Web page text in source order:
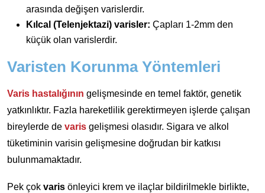
arasında değişen varislerdir.
Kılcal (Telenjektazi) varisler: Çapları 1-2mm den
küçük olan varislerdir.
Varisten Korunma Yöntemleri
Varis hastalığının gelişmesinde en temel faktör, genetik
yatkınlıktır. Fazla hareketlilik gerektirmeyen işlerde çalışan
bireylerde de varis gelişmesi olasıdır. Sigara ve alkol
tüketiminin varisin gelişmesine doğrudan bir katkısı
bulunmamaktadır.
Pek çok varis önleyici krem ve ilaçlar bildirilmekle birlikte,